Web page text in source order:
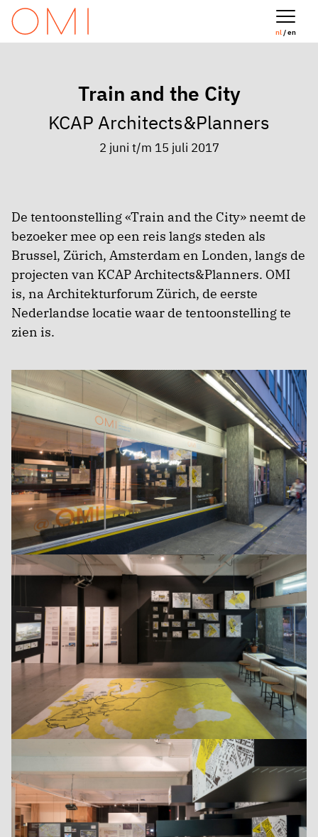
nl/ en
Train and the City
KCAP Architects&Planners
2 juni t/m 15 juli 2017
De tentoonstelling «Train and the City» neemt de
bezoeker mee op een reis langs steden als
Brussel, Zürich, Amsterdam en Londen, langs de
projecten van KCAP Architects&Planners. OMI
is, na Architekturforum Zürich, de eerste
Nederlandse locatie waar de tentoonstelling te
zien is.